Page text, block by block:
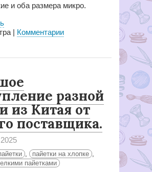
и оба размера микро.
| Комментарии
разной
из Китая от
поставщика.
пайетки на хлопке
пайетками